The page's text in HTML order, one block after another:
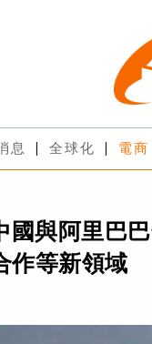
息 全球化 電商
國與阿里巴
作等新領域